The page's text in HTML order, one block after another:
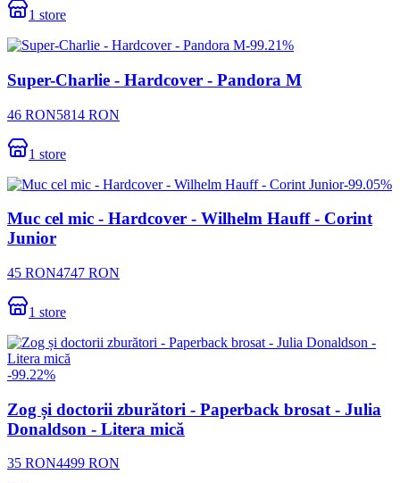
1 store
-99.21%
Super-Charlie - Hardcover - Pandora M
46 RON5814 RON
1 store
-99.05%
Muc cel mic - Hardcover - Wilhelm Hauff - Corint
Junior
45 RON4747 RON
1 store
-99.22%
Zog și doctorii zburători - Paperback brosat - Julia
Donaldson - Litera mică
35 RON4499 RON